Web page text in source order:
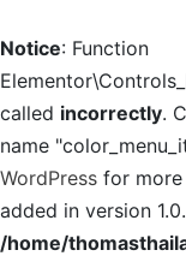
Notice: Function
called incorrectly.
name
WordPress for more
added in version
/home/